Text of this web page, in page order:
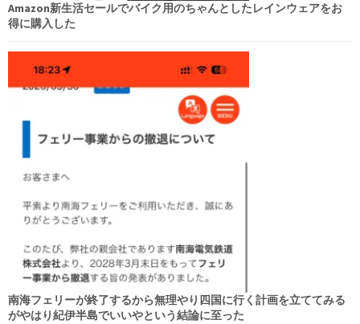
Amazon新生活セールでバイク用のちゃんとしたレインウェアをお
得に購入した
南海フェリーが終了するから無理やり四国に行く計画を立ててみる
がやはり紀伊半島でいいやという結論に至った